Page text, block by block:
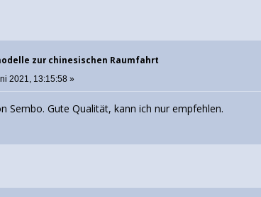
zur chinesischen Raumfahrt
2021, 13:15:58 »
Sembo. Gute Qualität, kann ich nur empfehlen.